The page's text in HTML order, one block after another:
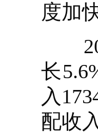
度加
长
入
配收